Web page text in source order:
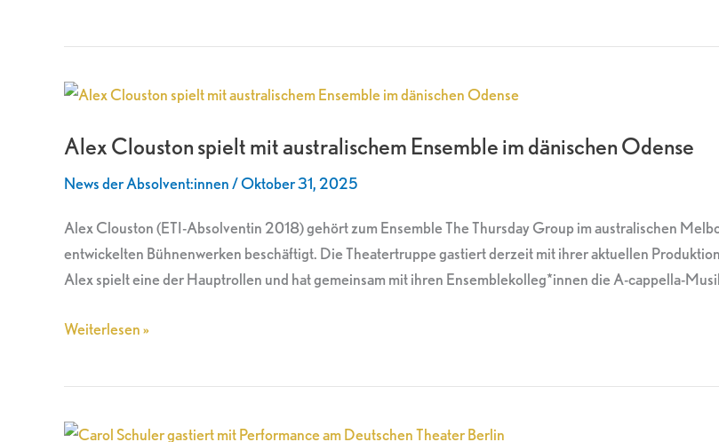
Alex Clouston spielt mit australischem Ensemble im dänischen Odense
News der Absolvent:innen/Oktober 31, 2025
Alex Clouston (ETI-Absolventin 2018) gehört zum Ensemble The Thursday Group im australischen
entwickelten Bühnenwerken beschäftigt. Die Theatertruppe gastiert derzeit mit ihrer aktuellen
Alex spielt eine der Hauptrollen und hat gemeinsam mit ihren Ensemblekolleg*innen die A-cappella-
Alex
spielt
australischem
Ensemble
dänischen
Weiterlesen »
Carol